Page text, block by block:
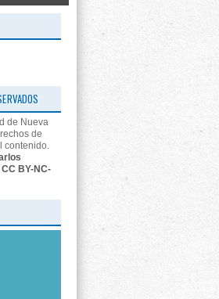
de Nueva
de
contenido.
CC BY-NC-